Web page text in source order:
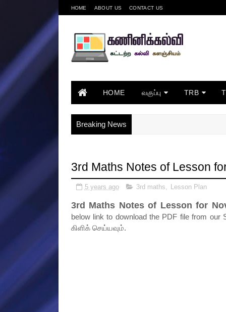
HOME ABOUT US CONTACT US
HOME வகுப்பு TRB
Breaking News
3rd Maths Notes of Lesson
5 years ago 3rd maths, Lesson Plan
3rd Maths Notes of Lesson for
below link to download the PDF file from
கிளிக் செய்யவும்.